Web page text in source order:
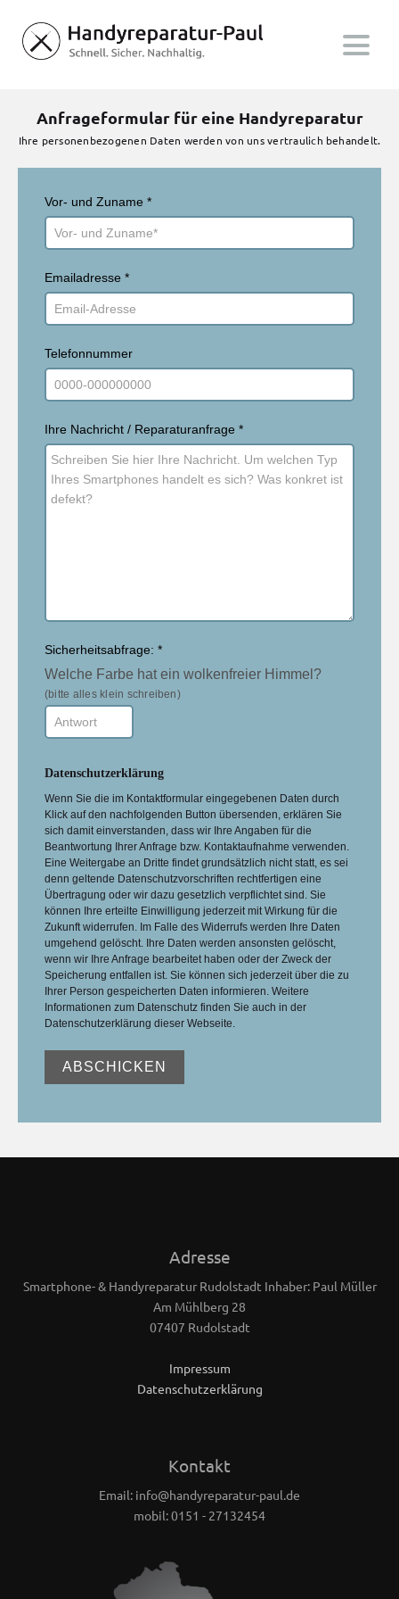
Anfrageformular für eine Handyreparatur
Ihre personenbezogenen Daten werden von uns vertraulich behandelt.
Vor- und Zuname *
Emailadresse *
Telefonnummer
Ihre Nachricht / Reparaturanfrage *
Sicherheitsabfrage: *
Welche Farbe hat ein wolkenfreier Himmel?
(bitte alles klein schreiben)
Datenschutzerklärung
Wenn Sie die im Kontaktformular eingegebenen Daten durch
Klick auf den nachfolgenden Button übersenden, erklären Sie
sich damit einverstanden, dass wir Ihre Angaben für die
Beantwortung Ihrer Anfrage bzw. Kontaktaufnahme verwenden.
Eine Weitergabe an Dritte findet grundsätzlich nicht statt, es sei
denn geltende Datenschutzvorschriften rechtfertigen eine
Übertragung oder wir dazu gesetzlich verpflichtet sind. Sie
können Ihre erteilte Einwilligung jederzeit mit Wirkung für die
Zukunft widerrufen. Im Falle des Widerrufs werden Ihre Daten
umgehend gelöscht. Ihre Daten werden ansonsten gelöscht,
wenn wir Ihre Anfrage bearbeitet haben oder der Zweck der
Speicherung entfallen ist. Sie können sich jederzeit über die zu
Ihrer Person gespeicherten Daten informieren. Weitere
Informationen zum Datenschutz finden Sie auch in der
Datenschutzerklärung dieser Webseite.
ABSCHICKEN
Adresse
Smartphone- & Handyreparatur Rudolstadt Inhaber: Paul Müller
Am Mühlberg 28
07407 Rudolstadt
Impressum
Datenschutzerklärung
Kontakt
Email: info@handyreparatur-paul.de
mobil: 0151 - 27132454